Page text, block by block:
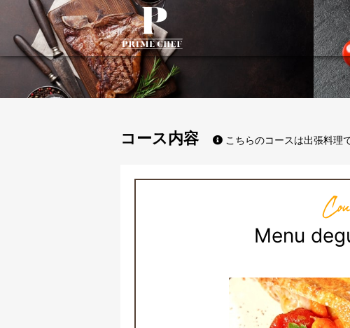
コース内容 こちらのコースは出張料理
Menu